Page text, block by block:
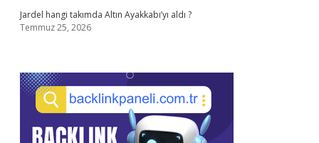
Jardel hangi takımda Altın Ayakkabı’yı aldı ?
Temmuz 25, 2026